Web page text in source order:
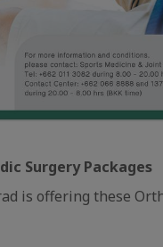
Surgery Packages
is offering these